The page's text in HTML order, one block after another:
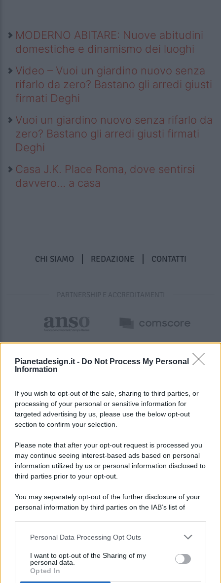
Pianetadesign.it - Do Not Process My Personal
Information
If you wish to opt-out of the sale, sharing to third parties, or
processing of your personal or sensitive information for
targeted advertising by us, please use the below opt-out
section to confirm your selection.
Please note that after your opt-out request is processed you
may continue seeing interest-based ads based on personal
information utilized by us or personal information disclosed to
third parties prior to your opt-out.
You may separately opt-out of the further disclosure of your
personal information by third parties on the IAB’s list of
This information may also be disclosed by us to third parties
disclose it to other third parties.
Personal Data Processing Opt Outs
I want to opt-out of the Sharing of my
personal data.
Opted In
MODERNO ABITARE: Nuove abitudini
domestiche e dinamismo dei luoghi
Video – Vuoi un giardino nuovo senza
rifarlo da zero? Bastano gli arredi giusti
firmati Deghi
Vuoi un giardino nuovo senza rifarlo da
zero? Bastano gli arredi giusti firmati
Deghi
Casa J.K. Place Roma, dove sentirsi
davvero… a casa
CHI SIAMO REDAZIONE CONTATTI
PARTNERSHIP E ACCREDITAMENTI
© 2026 - Pianeta Design - P.IVA 04827280654 - Testata
Registrata Al Tribunale Di Nocera Inferiore N. 8/2020 - RG N.
ISCRIZIONE AL ROC N. 35792 – ISCRITTA ALL’ANSO
(ASSOCIAZIONE NAZIONALE STAMPA ONLINE)
PREFERENZE PRIVACY